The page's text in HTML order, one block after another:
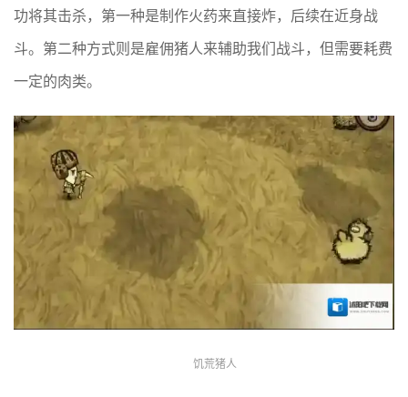
功将其击杀，第一种是制作火药来直接炸，后续在近身战
斗。第二种方式则是雇佣猪人来辅助我们战斗，但需要耗费
一定的肉类。
饥荒猪人